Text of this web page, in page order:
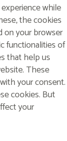
while
the cookies
on your browser
functionalities of
that help us
These
your consent.
cookies. But
your